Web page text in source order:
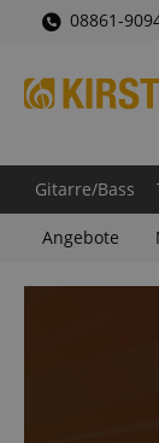
08861-
Gitarre/Bass
Angebote